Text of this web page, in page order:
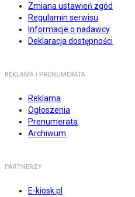
Zmiana ustawień zgód
Regulamin serwisu
Informacje o nadawcy
Deklaracja dostępności
REKLAMA I PRENUMERATA
Reklama
Ogłoszenia
Prenumerata
Archiwum
PARTNERZY
E-kiosk.pl